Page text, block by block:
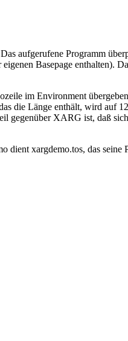
aufgerufene Programm
Basepage enthalten).
im Environment
die Länge enthält, wird auf
gegenüber XARG ist, daß
xargdemo.tos, das seine